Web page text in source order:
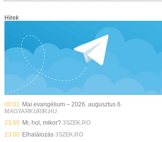
Hírek
00:01
Mai evangélium – 2026. augusztus 6.
MAGYARKURIR.HU
23:00 Mi, hol, mikor? 3SZEK.RO
23:00 Elhalálozás 3SZEK.RO